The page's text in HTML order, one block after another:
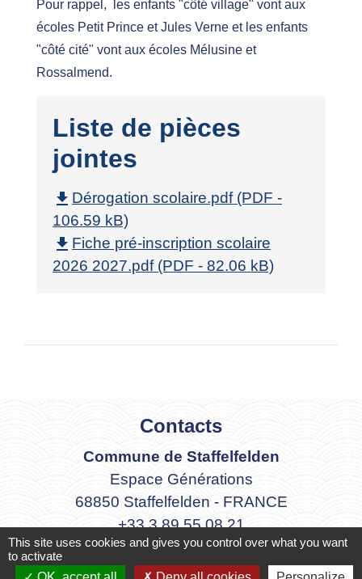
Pour rappel, les enfants "côté village" vont aux
écoles Petit Prince et Jules Verne et les enfants
"côté cité" vont aux écoles Mélusine et
Rossalmend.
Liste de pièces
jointes
file_download Dérogation scolaire.pdf (PDF -
106.59 kB)
file_download Fiche pré-inscription scolaire
2026 2027.pdf (PDF - 82.06 kB)
Contacts
Commune de Staffelfelden
Espace Générations
68850 Staffelfelden - FRANCE
+33 3 89 55 08 21
Contact par formulaire
This site uses cookies and gives you control over what you want
to activate